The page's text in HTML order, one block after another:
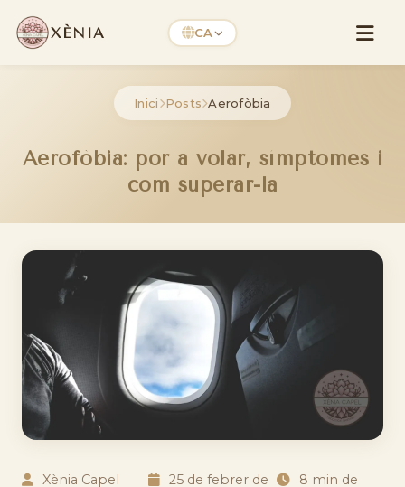
XÈNIA CA
Inici Posts Aerofòbia
Aerofòbia: por a volar, símptomes i
com superar-la
Xènia Capel
25 de febrer de
8 min de